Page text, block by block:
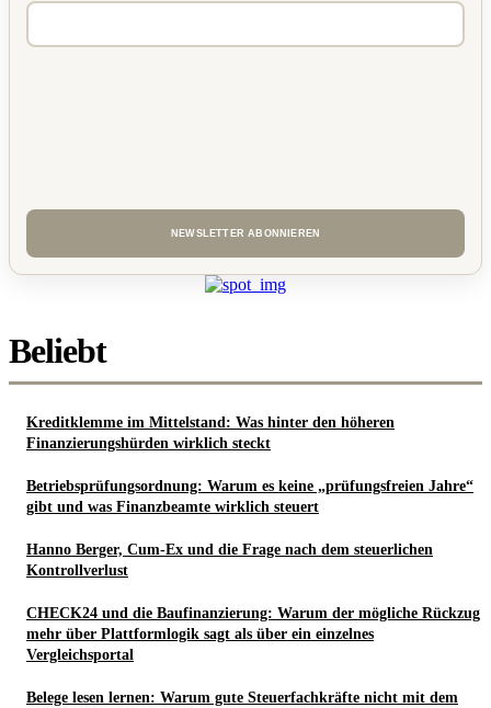
Beliebt
Kreditklemme im Mittelstand: Was hinter den höheren
Finanzierungshürden wirklich steckt
Betriebsprüfungsordnung: Warum es keine „prüfungsfreien Jahre“
gibt und was Finanzbeamte wirklich steuert
Hanno Berger, Cum-Ex und die Frage nach dem steuerlichen
Kontrollverlust
CHECK24 und die Baufinanzierung: Warum der mögliche Rückzug
mehr über Plattformlogik sagt als über ein einzelnes
Vergleichsportal
Belege lesen lernen: Warum gute Steuerfachkräfte nicht mit dem